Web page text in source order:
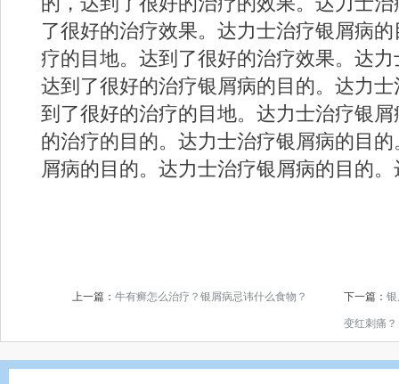
了很好的治疗效果。达力士治疗银屑病
疗的目地。达到了很好的治疗效果。达
达到了很好的治疗银屑病的目的。达力
到了很好的治疗的目地。达力士治疗银
的治疗的目的。达力士治疗银屑病的目
屑病的目的。达力士治疗银屑病的目的
上一篇： 牛有癣怎么治疗？银屑病忌讳什么食物？ 下一篇：
变红刺痛？